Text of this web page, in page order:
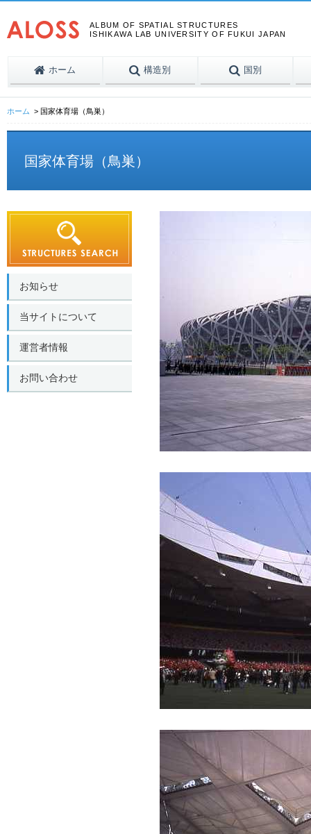
ALBUM OF SPATIAL STRUCTURES
ISHIKAWA LAB UNIVERSITY OF FUKUI JAPAN
ホーム 構造別 国別
ホーム 国家体育場（鳥巣）
国家体育場（鳥巣）
お知らせ
当サイトについて
運営者情報
お問い合わせ